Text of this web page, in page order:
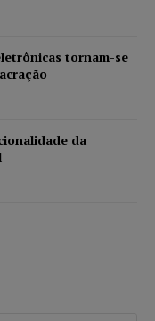
tornam-se
da